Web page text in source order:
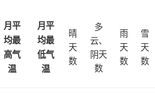
月平
均最
高气
温
月平
均最
低气
温
晴
天
数
多
云、
阴天
数
雨
天
数
雪
天
数